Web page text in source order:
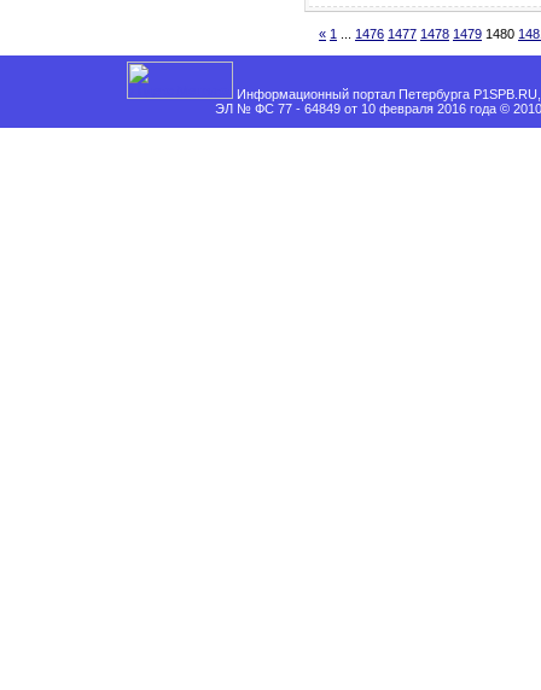
« 1 1476 1477 1478 1479 1480
Информационный портал Петербурга
ЭЛ № ФС 77 - 64849 от 10 февраля 2016 года ©